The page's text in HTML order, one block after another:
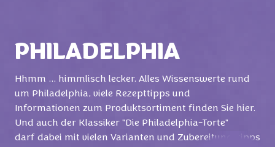
PHILADELPHIA
Hhmm ... himmlisch lecker. Alles Wissenswerte rund
um Philadelphia, viele Rezepttipps und
Informationen zum Produktsortiment finden Sie hier.
Und auch der Klassiker "Die Philadelphia-Torte"
darf dabei mit vielen Varianten und Zubereitungstipps